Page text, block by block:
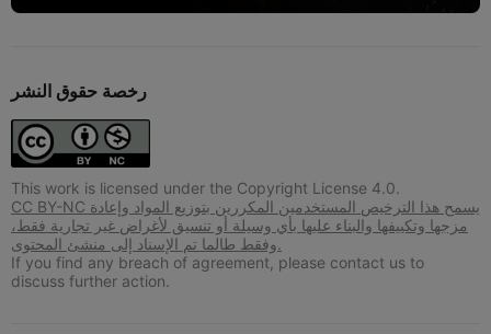
رخصة حقوق النشر
This work is licensed under the Copyright License 4.0.
CC BY-NC يسمح هذا الترخيص المستخدمين المكررين بتوزيع المواد وإعادة
مزجها وتكييفها والبناء عليها بأي وسيلة أو تنسيق لأغراض غير تجارية فقط،
وفقط طالما تم الإسناد إلى منشئ المحتوى.
If you find any breach of agreement, please contact us to
discuss further action.